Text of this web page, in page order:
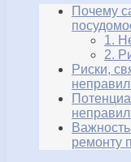
Почему
1.
2.
Риски,
ремонту